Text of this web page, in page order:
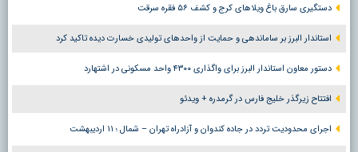
دستگیری سارق باغ ویلاهای کرج و کشف ۵۶ فقره سرقت
استاندار البرز بر ساماندهی و حمایت از واحدهای تولیدی خسارت دیده تاکید کرد
دستور معاون استاندار البرز برای واگذاری ۴۳۰۰ واحد مسکونی در اشتهارد
افتتاح زیرگذر خلیج فارس در گرمدره + ویدئو
اجرای محدودیت تردد در جاده کندوان و آزادراه تهران – شمال ؛ ١١ اردیبهشت